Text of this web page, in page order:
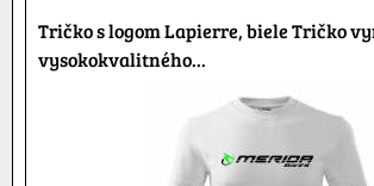
Tričko s logom Lapierre, biele Tričko
vysokokvalitného...